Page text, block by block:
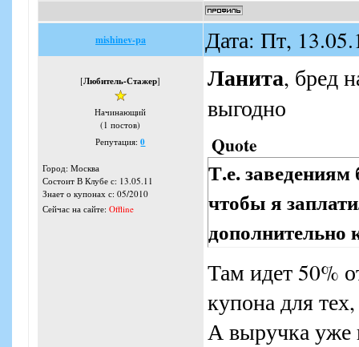
mishinev-pa Дата: Пт,
[Любитель-Стажер]
Начинающий
(1 постов)
Репутация:0
Город: Москва
Состоит В Клубе с: 13.05.11
Знает о купонах с: 05/2010
Сейчас на сайте: Offline
Ланита, бред
выгодно
Quote
Т.е.
чтобы я
дополнительно
Там идет 50%
купона для
А выручка уже